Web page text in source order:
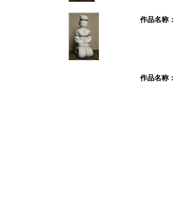
作品名称：
作品名称：